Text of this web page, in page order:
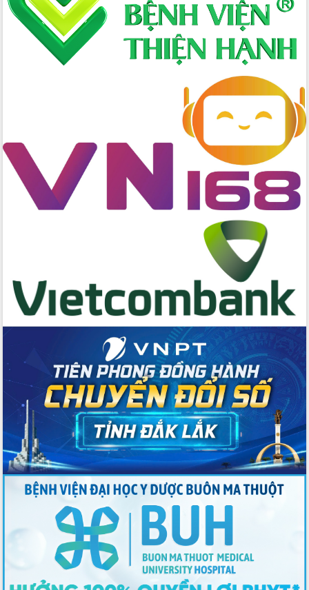
Lấy ý kiến điều chỉnh Quy hoạch tỉnh
Đắk Lắk thời kỳ 2021-2030, tầm nhìn
đến năm 2050
Phát động chiến dịch 30 ngày đêm
giải phóng mặt bằng Tuyến đường bộ
Đắk Lắk ký kết thỏa thuận hợp tác về
chuyển đổi số giai đoạn 2026 – 2030
với Tập đoàn Bưu chính Viễn thông
Việt Nam
Thứ trưởng Bộ Y tế làm việc với tỉnh
Đắk Lắk về phát triển nhân lực y tế
Tập huấn ứng dụng trí tuệ nhân tạo (AI)
trong thương mại điện tử năm 2026
trao đổi thông tin trước Kỳ họp thứ
Quyết liệt cải cách hành chính, khơi
thông nguồn lực phát triển
Nâng cao hiệu lực, hiệu quả HĐND
tỉnh thông qua hiện đại hóa hành chính
Xã Ea Phê gắn cải cách hành chính với
chuyển đổi số
Phó Chủ tịch Thường trực UBND tỉnh
Hồ Thị Nguyên Thảo làm việc tại Trung
tâm Phục vụ hành chính công xã Ea
Xây dựng nền hành chính số đồng
hành cùng nông dân dân, doanh nghiệp
Giai đoạn 2026-2030, Đắk Lắk phấn
đấu có 77% xã đạt chuẩn nông thôn